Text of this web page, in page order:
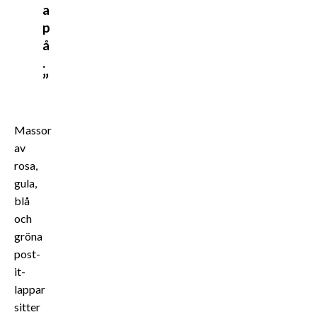
a
p
å
.
Massor
av
rosa,
gula,
blå
och
gröna
post-
it-
lappar
sitter